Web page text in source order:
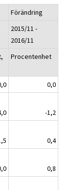
Förändring
2015/11 -
2016/11
Procentenhet
0,0
-1,2
0,4
0,8